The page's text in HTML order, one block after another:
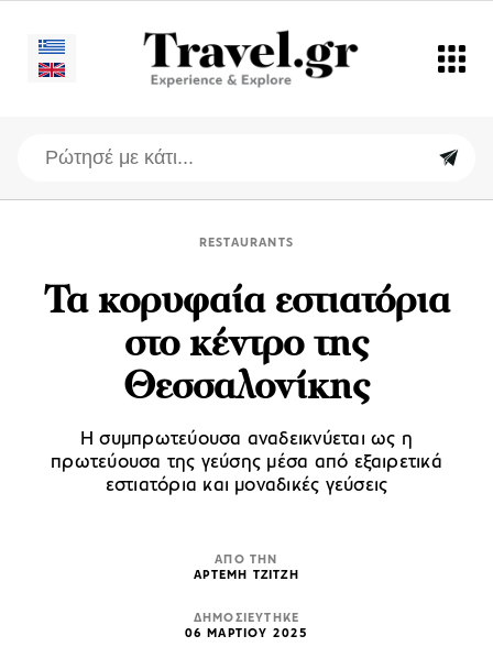
RESTAURANTS
Τα κορυφαία εστιατόρια
στο κέντρο της
Θεσσαλονίκης
Η συμπρωτεύουσα αναδεικνύεται ως η
πρωτεύουσα της γεύσης μέσα από εξαιρετικά
εστιατόρια και μοναδικές γεύσεις
ΑΠΟ ΤΗΝ
ΑΡΤΕΜΗ ΤΖΙΤΖΗ
ΔΗΜΟΣΙΕΥΤΗΚΕ
06 ΜΑΡΤΙΟΥ 2025